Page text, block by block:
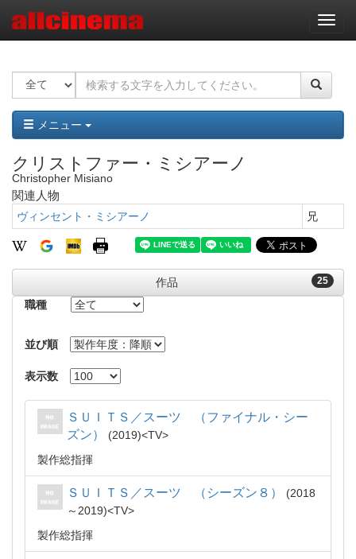
ナ
ビ
ー
ョ
ン
メニュー
クリストファー・ミシアーノ
Christopher Misiano
関連人物
ヴィンセント・ミシアーノ 兄
25
作品
職種
並び順
表示数
ＳＵＩＴＳ／スーツ （ファイナル・シー
ズン）
2019
TV
製作総指揮
ＳＵＩＴＳ／スーツ （シーズン８）
2018
～2019
TV
製作総指揮